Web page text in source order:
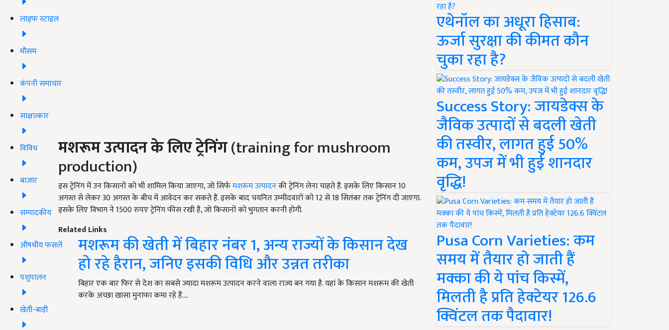
लाइफ स्टाइल
मौसम
कंपनी समाचार
साक्षात्कार
विविध
बाजार
सम्पादकीय
औषधीय फसलें
पशुपालन
खेती-बाड़ी
मशरूम उत्पादन के लिए ट्रेनिंग(training for mushroom
production)
इस ट्रेनिंग में उन किसानों को भी शामिल किया जाएगा, जो सिर्फमशरूम उत्पादनकी ट्रेनिंग लेना चाहते हैं. इसके लिए किसान 10
अगस्त से लेकर 30 अगस्त के बीच में आवेदन कर सकते हैं. इसके बाद चयनित उम्मीदवारों को 12 से 18 सितंबर तक ट्रेनिंग दी जाएगा.
इसके लिए विभाग ने 1500 रुपए ट्रेनिंग फीस रखी है, जो किसानों को भुगतान करनी होगी.
Related Links
मशरूम की खेती में बिहार नंबर 1, अन्य राज्यों के किसान देख
हो रहे हैरान, जनिए इसकी विधि और उन्नत तरीका
बिहार एक बार फिर से देश का सबसे ज्यादा मशरूम उत्पादन करने वाला राज्य बन गया है. यहां के किसान मशरूम की खेती
करके अच्छा खासा मुनाफा कमा रहे हैं.…
एथेनॉल का अधूरा हिसाब:
ऊर्जा सुरक्षा की कीमत कौन
चुका रहा है?
Success Story: जायडेक्स के
जैविक उत्पादों से बदली खेती
की तस्वीर, लागत हुई 50%
कम, उपज में भी हुई शानदार
वृद्धि!
Pusa Corn Varieties: कम
समय में तैयार हो जाती हैं
मक्का की ये पांच किस्में,
मिलती है प्रति हेक्टेयर 126.6
क्विंटल तक पैदावार!